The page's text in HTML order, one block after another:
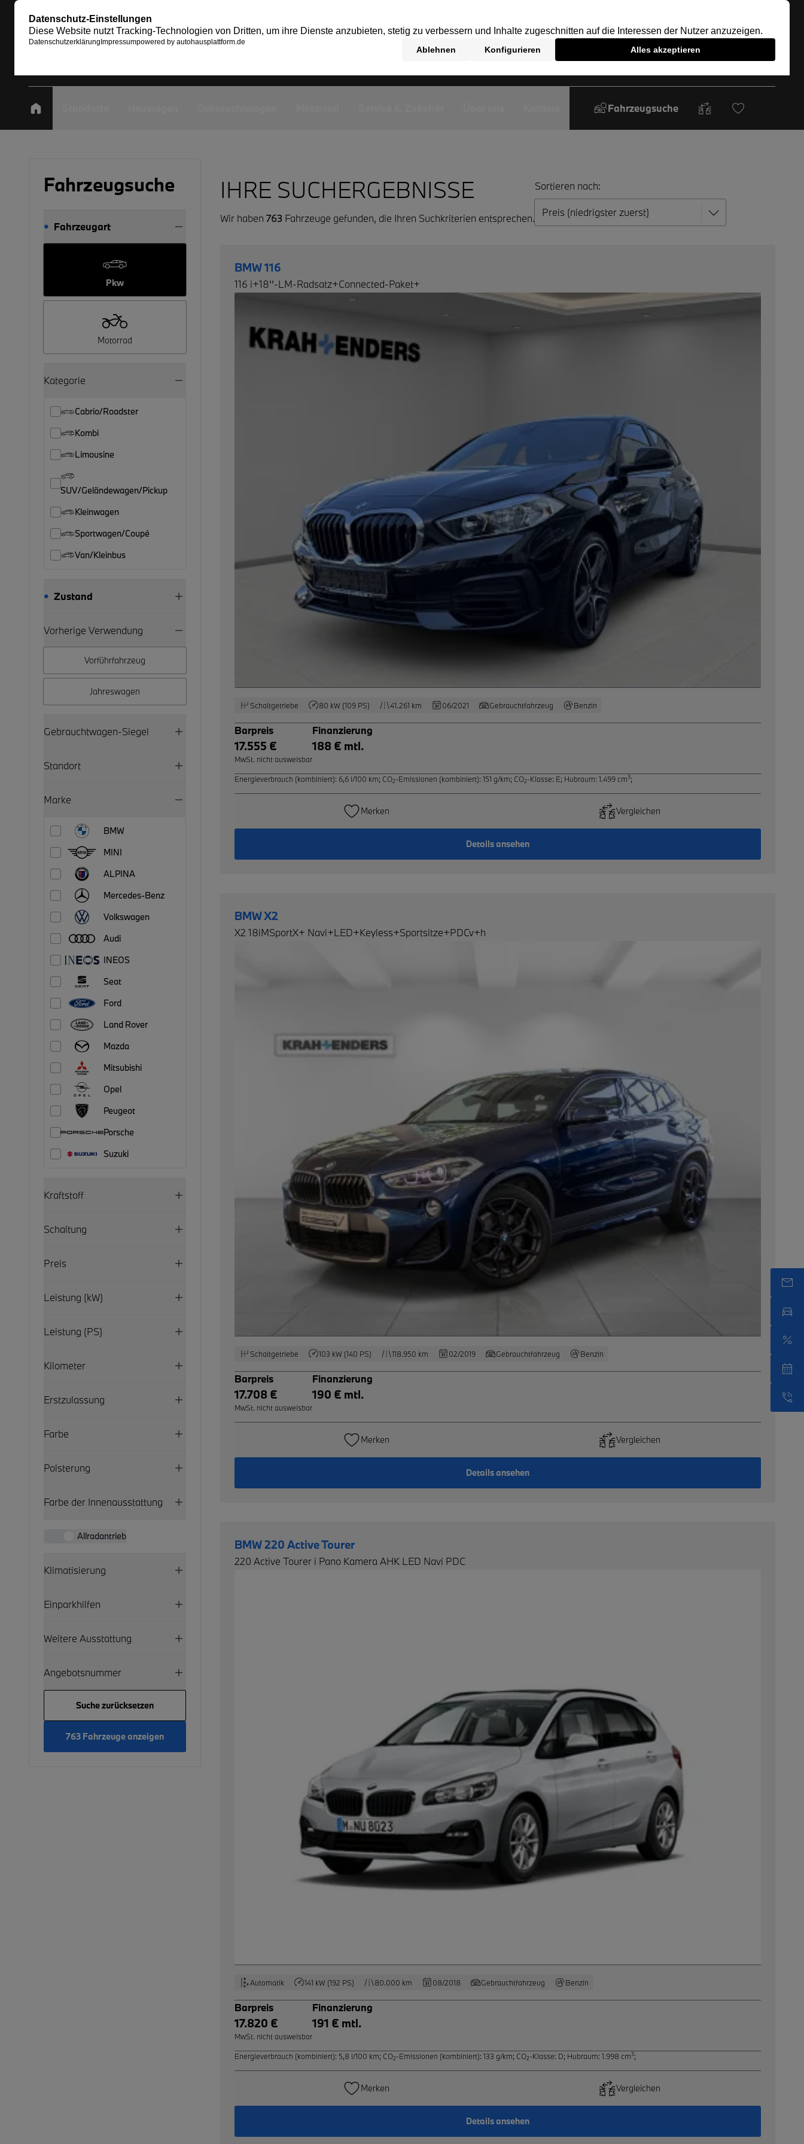
Fahrzeugsuche
Fahrzeugsuche
Fahrzeugart
Pkw
Motorrad
Kategorie
Cabrio/Roadster
Kombi
Limousine
SUV/Geländewagen/Pickup
Kleinwagen
Sportwagen/Coupé
Van/Kleinbus
Zustand
Vorherige Verwendung
Vorführfahrzeug
Jahreswagen
Gebrauchtwagen-Siegel
Standort
Marke
BMW
MINI
ALPINA
Mercedes-Benz
Volkswagen
Audi
INEOS
Seat
Ford
Land Rover
Mazda
Mitsubishi
Opel
Peugeot
Porsche
Suzuki
Kraftstoff
Schaltung
Preis
Leistung (kW)
Leistung (PS)
Kilometer
Erstzulassung
Farbe
Polsterung
Farbe der Innenausstattung
Allradantrieb
Klimatisierung
Einparkhilfen
Weitere Ausstattung
Angebotsnummer
Suche zurücksetzen
763 Fahrzeuge anzeigen
IHRE SUCHERGEBNISSE
Wir haben 763 Fahrzeuge gefunden, die Ihren Suchkriterien entsprechen.
Sortieren nach:
BMW 116
116 i+18''-LM-Radsatz+Connected-Paket+
Schaltgetriebe 80 kW (109 PS) 41.261 km 06/2021 Gebrauchtfahrzeug Benzin
Barpreis
17.555 €
MwSt. nicht ausweisbar
Finanzierung
188 € mtl.
Energieverbrauch (kombiniert): 6,6 l/100 km; CO2-Emissionen (kombiniert): 151 g/km; CO2-Klasse: E; Hubraum: 1.499 cm3;
Details ansehen
Merken Vergleichen
BMW X2
X2 18iMSportX+ Navi+LED+Keyless+Sportsitze+PDCv+h
Schaltgetriebe 103 kW (140 PS) 118.950 km 02/2019 Gebrauchtfahrzeug Benzin
Barpreis
17.708 €
MwSt. nicht ausweisbar
Finanzierung
190 € mtl.
Details ansehen
Merken Vergleichen
BMW 220 Active Tourer
220 Active Tourer i Pano Kamera AHK LED Navi PDC
Automatik 141 kW (192 PS) 80.000 km 08/2018 Gebrauchtfahrzeug Benzin
Barpreis
17.820 €
MwSt. nicht ausweisbar
Finanzierung
191 € mtl.
Energieverbrauch (kombiniert): 5,8 l/100 km; CO2-Emissionen (kombiniert): 133 g/km; CO2-Klasse: D; Hubraum: 1.998 cm3;
Details ansehen
Merken Vergleichen